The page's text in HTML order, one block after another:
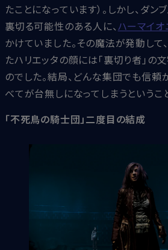
たことになっています）。しかし、ダン
裏切る可能性のある人に、 ハーマイ
かけていました。その魔法が発動して
たハリエッタの顔には「裏切り者」の
のでした。結局、どんな集団でも信
べてが台無しになってしまうというこ
「不死鳥の騎士団」二度目の結成